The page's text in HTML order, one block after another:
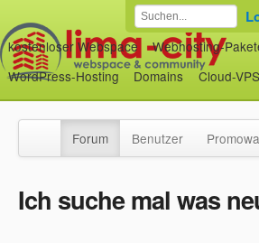
kostenloser Webspace
Webhosting-
WordPress-Hosting
Domains Cloud-VPS
Forum Benutzer
Ich suche mal was